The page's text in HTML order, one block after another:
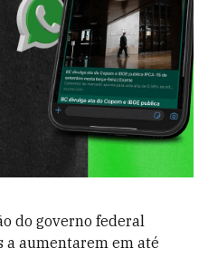
do governo federal
a aumentarem em até